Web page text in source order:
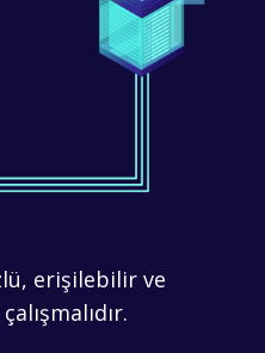
erişilebilir ve